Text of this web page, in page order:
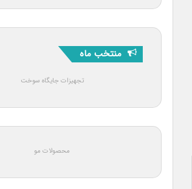
منتخب ماه
تجهیزات جایگاه سوخت
محصولات مو